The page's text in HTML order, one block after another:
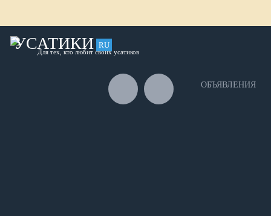
УСАТИКИ RU
Для тех, кто любит своих усатиков
ОБЪЯВЛЕНИЯ